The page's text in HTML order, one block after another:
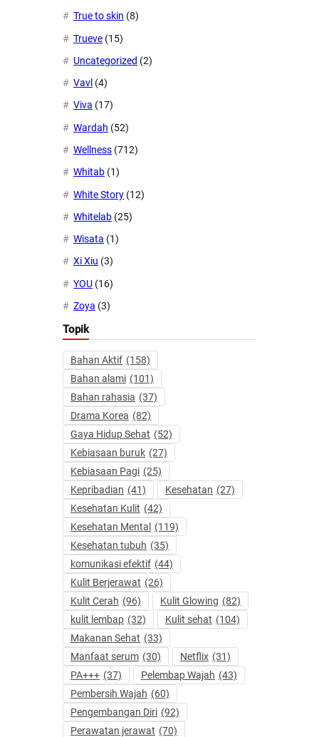
True to skin (8)
Trueve (15)
Uncategorized (2)
Vavl (4)
Viva (17)
Wardah (52)
Wellness (712)
Whitab (1)
White Story (12)
Whitelab (25)
Wisata (1)
Xi Xiu (3)
YOU (16)
Zoya (3)
Topik
Bahan Aktif (158)
Bahan alami (101)
Bahan rahasia (37)
Drama Korea (82)
Gaya Hidup Sehat (52)
Kebiasaan buruk (27)
Kebiasaan Pagi (25)
Kepribadian (41) Kesehatan (27)
Kesehatan Kulit (42)
Kesehatan Mental
(119)
Kesehatan tubuh (35)
komunikasi efektif (44)
Kulit Berjerawat (26)
Kulit Cerah (96) Kulit Glowing (82)
kulit lembap (32) Kulit sehat (104)
Makanan Sehat (33)
Manfaat serum (30) Netflix (31)
PA+++ (37) Pelembap Wajah (43)
Pembersih Wajah (60)
Pengembangan Diri (92)
Perawatan jerawat (70)